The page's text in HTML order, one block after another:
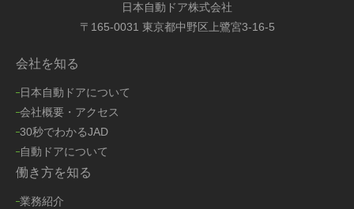
日本自動ドア株式会社
〒165-0031 東京都中野区上鷺宮3-16-5
会社を知る
日本自動ドアについて
会社概要・アクセス
30秒でわかるJAD
自動ドアについて
働き方を知る
業務紹介